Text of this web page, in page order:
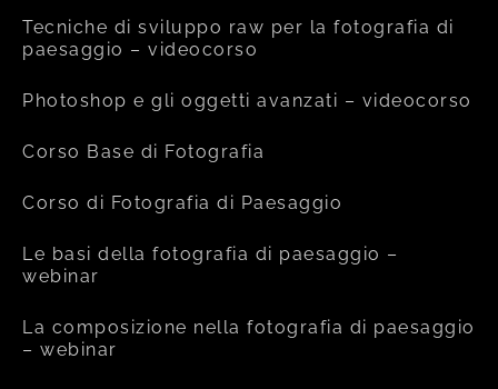
Tecniche di sviluppo raw per la fotografia di
paesaggio – videocorso
Photoshop e gli oggetti avanzati – videocorso
Corso Base di Fotografia
Corso di Fotografia di Paesaggio
Le basi della fotografia di paesaggio –
webinar
La composizione nella fotografia di paesaggio
– webinar